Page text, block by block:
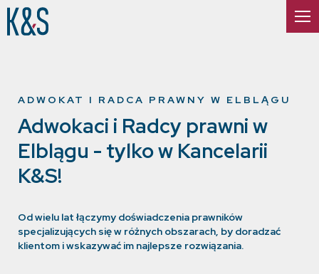
ADWOKAT I RADCA PRAWNY W ELBLĄGU
Adwokaci i Radcy prawni w
Elblągu - tylko w Kancelarii
K&S!
Od wielu lat łączymy doświadczenia prawników
specjalizujących się w różnych obszarach, by doradzać
klientom i wskazywać im najlepsze rozwiązania.